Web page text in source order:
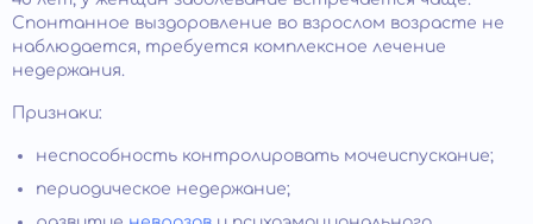
Спонтанное выздоровление во взрослом возрасте не
наблюдается, требуется комплексное лечение
недержания.
Признаки:
неспособность контролировать мочеиспускание;
периодическое недержание;